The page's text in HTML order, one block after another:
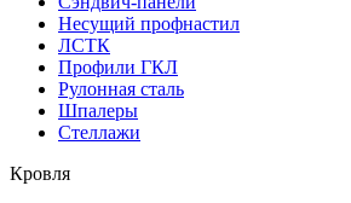
Несущий профнастил
ЛСТК
Профили ГКЛ
Рулонная сталь
Шпалеры
Стеллажи
Кровля